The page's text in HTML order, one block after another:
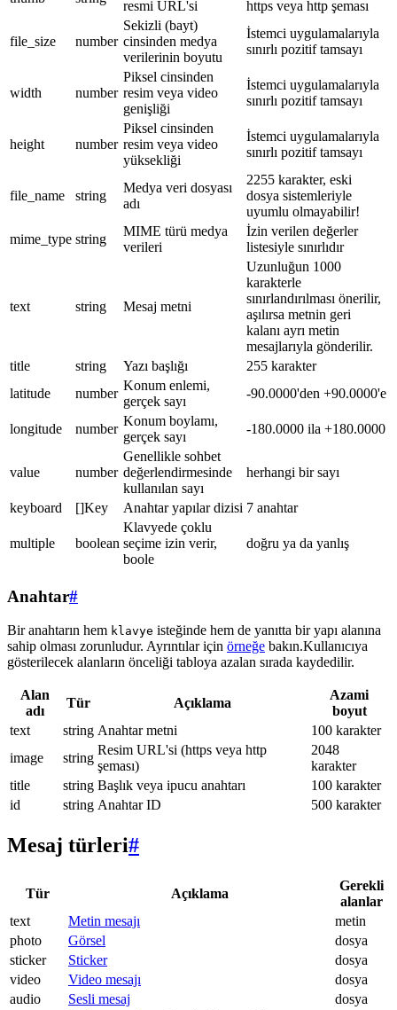
resmi URL'si
https veya http şeması
file_size number
Sekizli (bayt)
cinsinden medya
verilerinin boyutu
İstemci uygulamalarıyla
sınırlı pozitif tamsayı
width number
Piksel cinsinden
resim veya video
genişliği
İstemci uygulamalarıyla
sınırlı pozitif tamsayı
height number
Piksel cinsinden
resim veya video
yüksekliği
İstemci uygulamalarıyla
sınırlı pozitif tamsayı
file_name string
Medya veri dosyası
adı
2255 karakter, eski
dosya sistemleriyle
uyumlu olmayabilir!
mime_type string
MIME türü medya
verileri
İzin verilen değerler
listesiyle sınırlıdır
text string Mesaj metni
Uzunluğun 1000
karakterle
sınırlandırılması önerilir,
aşılırsa metnin geri
kalanı ayrı metin
mesajlarıyla gönderilir.
title
string Yazı başlığı
255 karakter
latitude
number
Konum enlemi,
gerçek sayı
-90.0000'den +90.0000'e
longitude number
Konum boylamı,
gerçek sayı
-180.0000 ila +180.0000
value number
Genellikle sohbet
değerlendirmesinde
kullanılan sayı
herhangi bir sayı
keyboard []Key Anahtar yapılar dizisi 7 anahtar
multiple boolean
Klavyede çoklu
seçime izin verir,
boole
doğru ya da yanlış
Anahtar#
Bir anahtarın hem klavye isteğinde hem de yanıtta bir yapı alanına
sahip olması zorunludur. Ayrıntılar için örneğe bakın.Kullanıcıya
gösterilecek alanların önceliği tabloya azalan sırada kaydedilir.
Alan
adı
Tür Açıklama
Azami
boyut
text
string Anahtar metni
100 karakter
image
string
Resim URL'si (https veya http
şeması)
2048
karakter
title
string Başlık veya ipucu anahtarı
100 karakter
id
string Anahtar ID 500 karakter
Mesaj türleri#
Tür Açıklama
Gerekli
alanlar
text
Metin mesajı
metin
photo
Görsel
dosya
sticker
Sticker
dosya
video
Video mesajı
dosya
audio
Sesli mesaj dosya